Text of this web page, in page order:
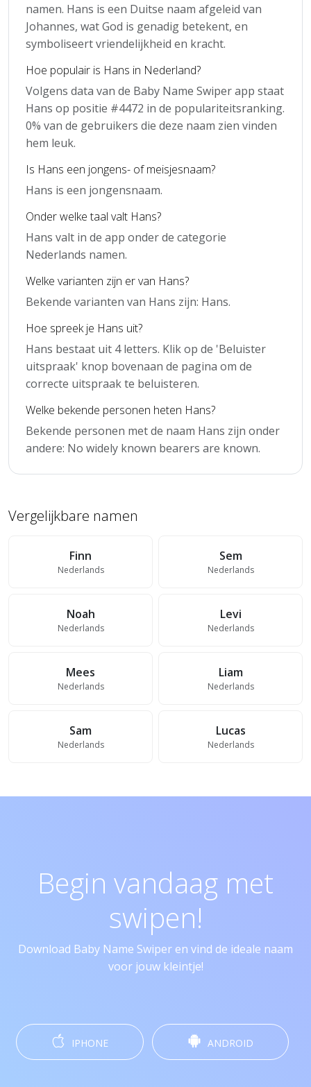
namen. Hans is een Duitse naam afgeleid van
Johannes, wat God is genadig betekent, en
symboliseert vriendelijkheid en kracht.
Hoe populair is Hans in Nederland?
Volgens data van de Baby Name Swiper app staat
Hans op positie #4472 in de populariteitsranking.
0% van de gebruikers die deze naam zien vinden
hem leuk.
Is Hans een jongens- of meisjesnaam?
Hans is een jongensnaam.
Onder welke taal valt Hans?
Hans valt in de app onder de categorie
Nederlands namen.
Welke varianten zijn er van Hans?
Bekende varianten van Hans zijn: Hans.
Hoe spreek je Hans uit?
Hans bestaat uit 4 letters. Klik op de 'Beluister
uitspraak' knop bovenaan de pagina om de
correcte uitspraak te beluisteren.
Welke bekende personen heten Hans?
Bekende personen met de naam Hans zijn onder
andere: No widely known bearers are known.
Vergelijkbare namen
Finn
Nederlands
Sem
Nederlands
Noah
Nederlands
Levi
Nederlands
Mees
Nederlands
Liam
Nederlands
Sam
Nederlands
Lucas
Nederlands
Begin vandaag met
swipen!
Download Baby Name Swiper en vind de ideale naam
voor jouw kleintje!
IPHONE ANDROID